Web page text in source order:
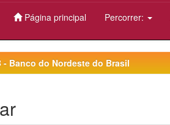
Página principal Percorrer:
- Banco do Nordeste do Brasil